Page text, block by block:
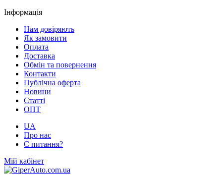
Інформація
Нам довіряють
Як замовити
Оплата
Доставка
Обмін та повернення
Контакти
Публічна оферта
Новини
Статті
ОПТ
UA
Про нас
Є питання?
Мій кабінет